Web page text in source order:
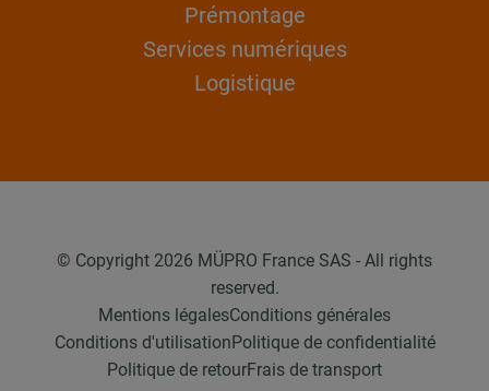
Prémontage
Services numériques
Logistique
© Copyright 2026 MÜPRO France SAS - All rights
reserved.
Mentions légalesConditions générales
Conditions d'utilisation Politique de confidentialité
Politique de retourFrais de transport